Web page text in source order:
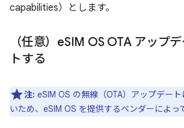
capabilities）とします。
（任意）eSIM OS OTA アップ
トする
注: eSIM OS の無線（OTA）アップデー
いため、eSIM OS を提供するベンダーによっ